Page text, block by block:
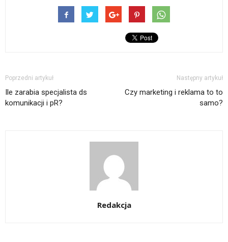
Poprzedni artykuł
Ile zarabia specjalista ds
komunikacji i pR?
Następny artykuł
Czy marketing i reklama to to
samo?
Redakcja